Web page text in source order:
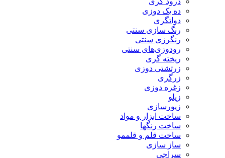
ده یک دوزی
دواتگری
رنگ سازی سنتی
رنگرزی سنتی
رودوزی‌های سنتی
ریخته گری
زرتشتی دوزی
زرگری
زغره دوزی
زیلو
زیورسازی
ساخت ابزار و مواد
ساخت رنگها
ساخت قلم و قلممو
ساز سازی
سراجی